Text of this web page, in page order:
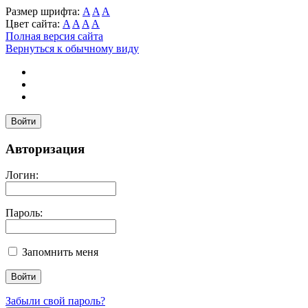
Размер шрифта: A A A
Цвет сайта: A A A A
Полная версия сайта
Вернуться к обычному виду
Войти
Авторизация
Логин:
Пароль:
Запомнить меня
Забыли свой пароль?